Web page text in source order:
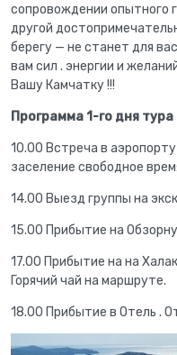
сопровождении опытного
другой
берегу — не станет для
вам сил . энергии и
Вашу Камчатку !!!
Программа 1-го дня тура
10.00 Встреча в
заселение свободное
14.00 Выезд группы на
15.00 Прибытие на
17.00 Прибытие на на
Горячий чай на маршруте.
18.00 Прибытие в Отель .